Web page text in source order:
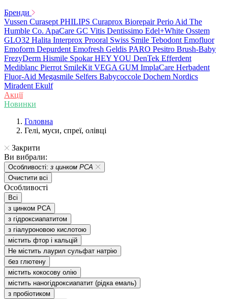
Бренди
Vussen Curasept PHILIPS Curaprox Biorepair Perio Aid The
Humble Co. ApaCare GC Vitis Dentissimo Edel+White Osstem
GLO32 Halita Interprox Prooral Swiss Smile Tebodont Emofluor
Emoform Depurdent Emofresh Geldis PARO Pesitro Brush-Baby
FrezyDerm Hismile Spokar HEY YOU DenTek Efferdent
Mediblanc Pierrot SmileKit VEGA GUM ImplaCare Herbadent
Fluor-Aid Megasmile Selfers Babycoccole Dochem Nordics
Miradent Ekulf
Акції
Новинки
Головна
Гелі, муси, спреї, олівці
Закрити
Ви вибрали:
Особливості: з цинком РСА
Очистити всі
Особливості
Всі
з цинком РСА
з гідроксиапатитом
з гіалуроновою кислотою
містить фтор і кальцій
Не містить лаурил сульфат натрію
без глютену
містить кокосову олію
містить наногідроксиапатит (рідка емаль)
з пробіотиком